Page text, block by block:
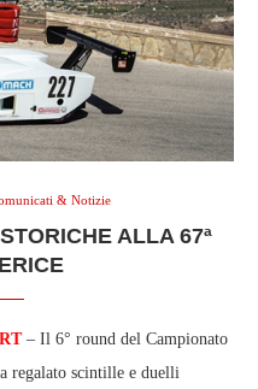
& Notizie
ALLA 67ª
– Il 6° round del Campionato
regalato scintille e duelli